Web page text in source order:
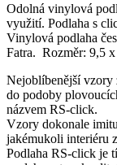
Odolná vinylová
využití. Podlaha s
Vinylová podlaha
Fatra. Rozměr: 9,5
Nejoblíbenější
do podoby
názvem RS-click.
Vzory dokonale
jakémukoli interiéru
Podlaha RS-click je